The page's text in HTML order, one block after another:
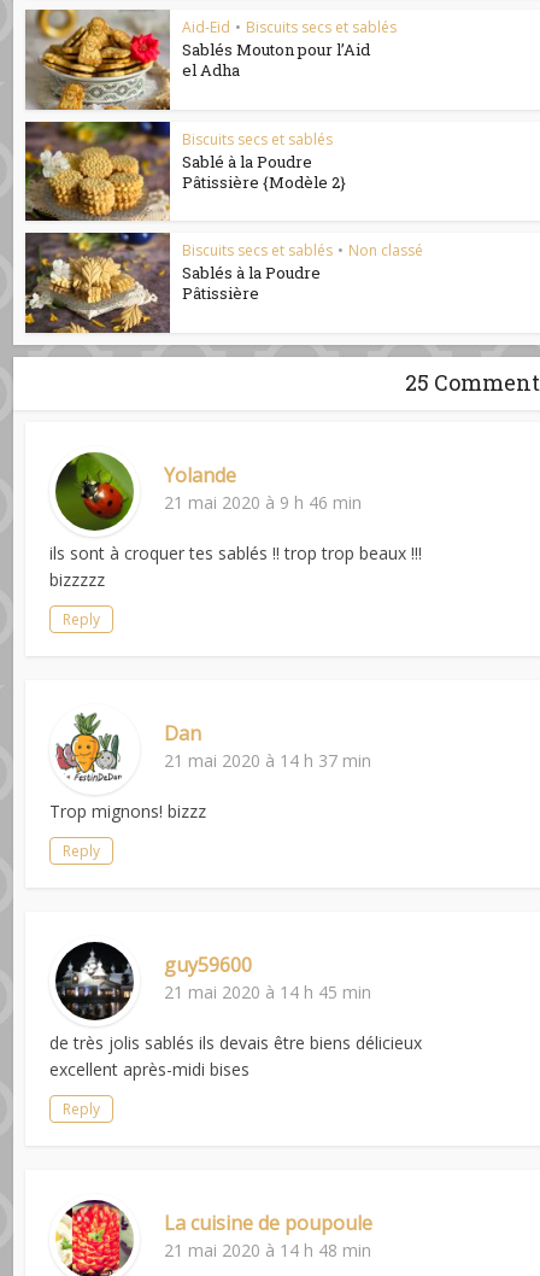
Aid-Eid • Biscuits secs et sablés
Sablés Mouton pour l’Aid
el Adha
Biscuits secs et sablés
Sablé à la Poudre
Pâtissière {Modèle 2}
Biscuits secs et sablés • Non classé
Sablés à la Poudre
Pâtissière
25
Yolande
21 mai 2020 à 9 h 46 min
ils sont à croquer tes sablés !! trop trop beaux !!!
bizzzzz
Reply
Dan
21 mai 2020 à 14 h 37 min
Trop mignons! bizzz
Reply
guy59600
21 mai 2020 à 14 h 45 min
de très jolis sablés ils devais être biens délicieux
excellent après-midi bises
Reply
La cuisine de poupoule
21 mai 2020 à 14 h 48 min